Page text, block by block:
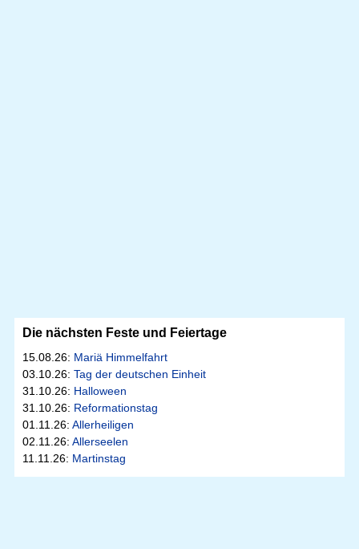
Die nächsten Feste und Feiertage
15.08.26: Mariä Himmelfahrt
03.10.26: Tag der deutschen Einheit
31.10.26: Halloween
31.10.26: Reformationstag
01.11.26: Allerheiligen
02.11.26: Allerseelen
11.11.26: Martinstag